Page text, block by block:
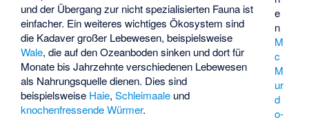
e
n
M
c
M
ur
d
o-
und der Übergang zur nicht spezialisierten Fauna ist
einfacher. Ein weiteres wichtiges Ökosystem sind
die Kadaver großer Lebewesen, beispielsweise
Wale, die auf den Ozeanboden sinken und dort für
Monate bis Jahrzehnte verschiedenen Lebewesen
als Nahrungsquelle dienen. Dies sind
beispielsweise Haie,Schleimaale und
knochenfressende Würmer.